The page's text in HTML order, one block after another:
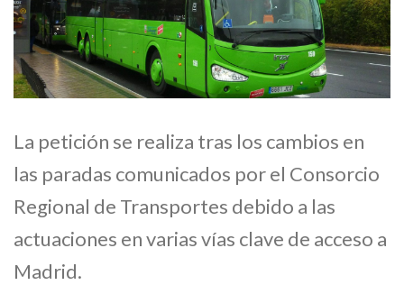
La petición se realiza tras los cambios en
las paradas comunicados por el Consorcio
Regional de Transportes debido a las
actuaciones en varias vías clave de acceso a
Madrid.